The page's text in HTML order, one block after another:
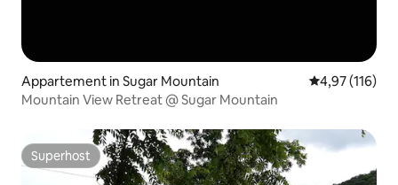
Appartement in Sugar Mountain Gemiddelde
4,97 (116)
Mountain View Retreat @ Sugar Mountain
Superhost
Superhost